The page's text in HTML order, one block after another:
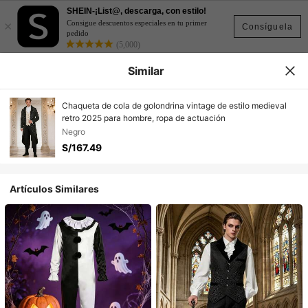
Consíguela
×
SHEIN-¡List@, descarga, con estilo!
Consigue descuentos especiales en tu primer
pedido
(5,000)
Similar
Chaqueta de cola de golondrina vintage de estilo medieval
retro 2025 para hombre, ropa de actuación
Negro
S/167.49
Artículos Similares